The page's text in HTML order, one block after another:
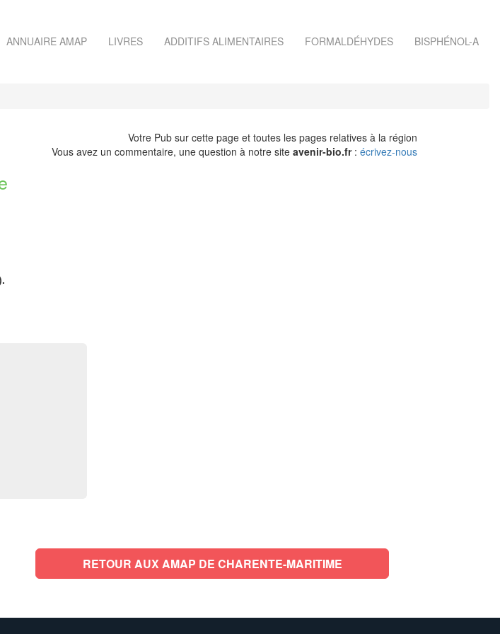
ANNUAIRE AMAP LIVRES ADDITIFS ALIMENTAIRES FORMALDÉHYDES BISPHÉNOL-A
Votre Pub sur cette page et toutes les pages relatives à la région
Vous avez un commentaire, une question à notre site avenir-bio.fr: écrivez-nous
RETOUR AUX AMAP DE CHARENTE-MARITIME